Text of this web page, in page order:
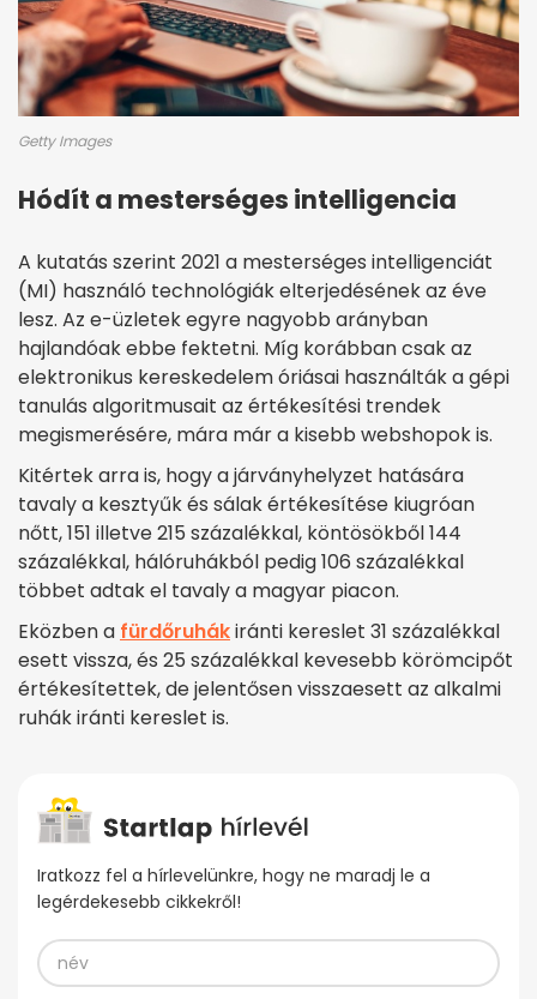
Getty Images
Hódít a mesterséges intelligencia
A kutatás szerint 2021 a mesterséges intelligenciát
(MI) használó technológiák elterjedésének az éve
lesz. Az e-üzletek egyre nagyobb arányban
hajlandóak ebbe fektetni. Míg korábban csak az
elektronikus kereskedelem óriásai használták a gépi
tanulás algoritmusait az értékesítési trendek
megismerésére, mára már a kisebb webshopok is.
Kitértek arra is, hogy a járványhelyzet hatására
tavaly a kesztyűk és sálak értékesítése kiugróan
nőtt, 151 illetve 215 százalékkal, köntösökből 144
százalékkal, hálóruhákból pedig 106 százalékkal
többet adtak el tavaly a magyar piacon.
Eközben a fürdőruhákiránti kereslet 31 százalékkal
esett vissza, és 25 százalékkal kevesebb körömcipőt
értékesítettek, de jelentősen visszaesett az alkalmi
ruhák iránti kereslet is.
Iratkozz fel a hírlevelünkre, hogy ne maradj le a
legérdekesebb cikkekről!